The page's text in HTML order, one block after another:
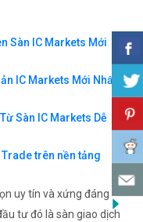
Sàn IC Markets Mới
IC Markets Mới Nhất
Sàn IC Markets Dễ
Trade trên nền tảng
uy tín và xứng đáng
tư đó là sàn giao dịch